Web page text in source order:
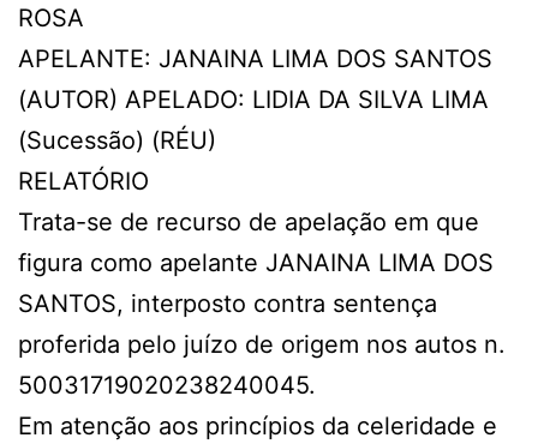
ROSA
APELANTE: JANAINA LIMA DOS SANTOS
(AUTOR) APELADO: LIDIA DA SILVA LIMA
(Sucessão) (RÉU)
RELATÓRIO
Trata-se de recurso de apelação em que
figura como apelante JANAINA LIMA DOS
SANTOS, interposto contra sentença
proferida pelo juízo de origem nos autos n.
50031719020238240045.
Em atenção aos princípios da celeridade e